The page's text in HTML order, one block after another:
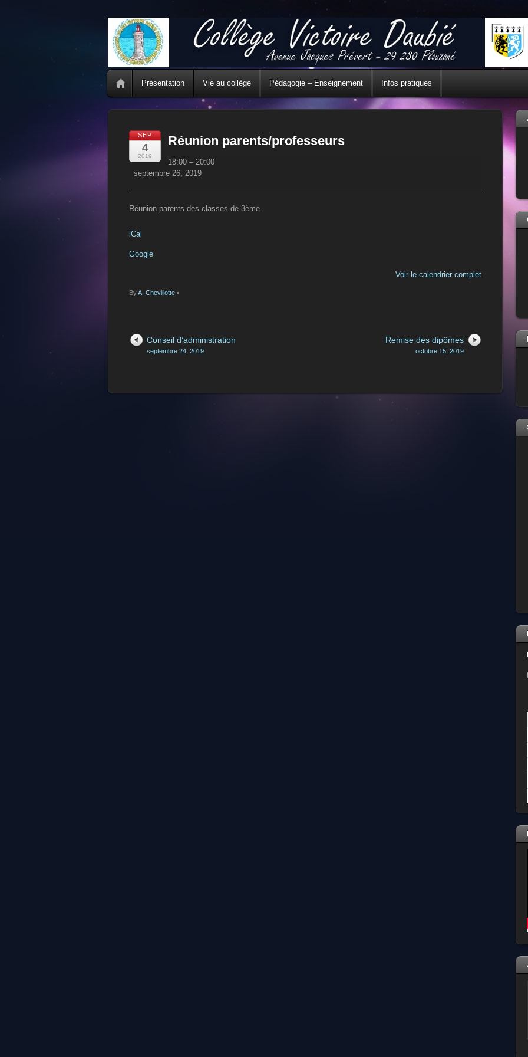
Présentation Vie au collège Pédagogie – Enseignement Infos pratiques
SEP
4
2019
Réunion parents/professeurs
Réunion
parents/professeurs
18:00 – 20:00
septembre 26, 2019
Réunion parents des classes de 3ème.
iCal
Google
Voir le calendrier complet
ByA. Chevillotte •
Conseil d’administration
septembre 24, 2019
Remise des dipômes
octobre 15, 2019